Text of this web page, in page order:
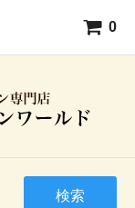
0
検索